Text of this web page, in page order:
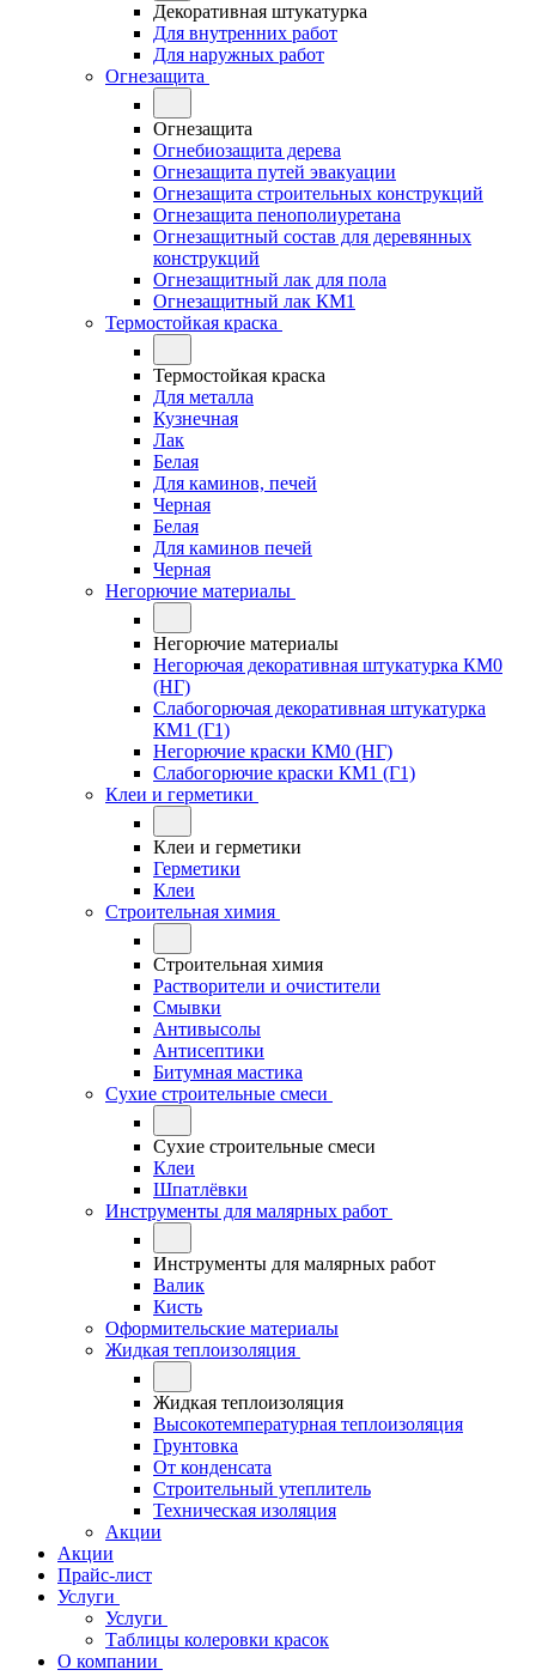
Декоративная штукатурка
Для внутренних работ
Для наружных работ
Огнезащита
Огнезащита
Огнебиозащита дерева
Огнезащита путей эвакуации
Огнезащита строительных конструкций
Огнезащита пенополиуретана
Огнезащитный состав для деревянных
конструкций
Огнезащитный лак для пола
Огнезащитный лак КМ1
Термостойкая краска
Термостойкая краска
Для металла
Кузнечная
Лак
Белая
Для каминов, печей
Черная
Белая
Для каминов печей
Черная
Негорючие материалы
Негорючие материалы
Негорючая декоративная штукатурка КМ0
(НГ)
Слабогорючая декоративная штукатурка
КМ1 (Г1)
Негорючие краски КМ0 (НГ)
Слабогорючие краски КМ1 (Г1)
Клеи и герметики
Клеи и герметики
Герметики
Клеи
Строительная химия
Строительная химия
Растворители и очистители
Смывки
Антивысолы
Антисептики
Битумная мастика
Сухие строительные смеси
Сухие строительные смеси
Клеи
Шпатлёвки
Инструменты для малярных работ
Инструменты для малярных работ
Валик
Кисть
Оформительские материалы
Жидкая теплоизоляция
Жидкая теплоизоляция
Высокотемпературная теплоизоляция
Грунтовка
От конденсата
Строительный утеплитель
Техническая изоляция
Акции
Акции
Прайс-лист
Услуги
Услуги
Таблицы колеровки красок
О компании